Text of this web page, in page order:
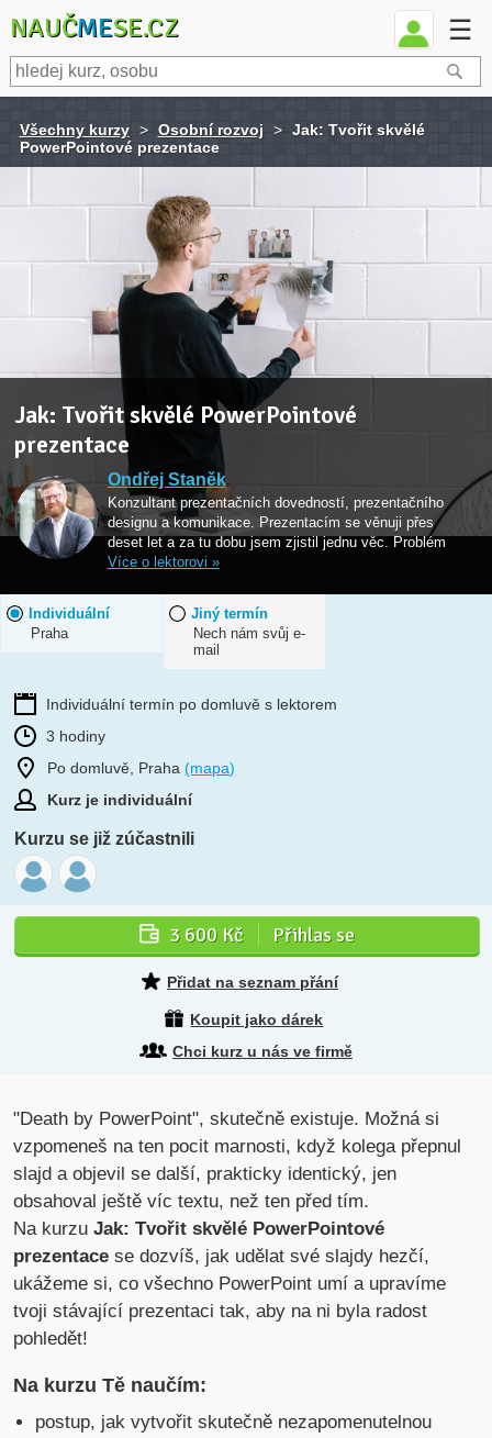
NAUČMESE.CZ ☰
Všechny kurzy > Osobní rozvoj > Jak: Tvořit skvělé
PowerPointové prezentace
Jak: Tvořit skvělé PowerPointové
prezentace
Ondřej Staněk
Konzultant prezentačních dovedností, prezentačního
designu a komunikace. Prezentacím se věnuji přes
deset let a za tu dobu jsem zjistil jednu věc. Problém
Více o lektorovi »
Individuální
Praha
Jiný termín
Nech nám svůj e-
mail
Individuální termín po domluvě s lektorem
3 hodiny
Po domluvě, Praha(mapa)
Kurz je individuální
Kurzu se již zúčastnili
3 600 Kč Přihlas se
Přidat na seznam přání
Koupit jako dárek
Chci kurz u nás ve firmě
"Death by PowerPoint", skutečně existuje. Možná si
vzpomeneš na ten pocit marnosti, když kolega přepnul
slajd a objevil se další, prakticky identický, jen
obsahoval ještě víc textu, než ten před tím.
Na kurzuJak: Tvořit skvělé PowerPointové
prezentacese dozvíš, jak udělat své slajdy hezčí,
ukážeme si, co všechno PowerPoint umí a upravíme
tvoji stávající prezentaci tak, aby na ni byla radost
pohledět!
Na kurzu Tě naučím:
postup, jak vytvořit skutečně nezapomenutelnou